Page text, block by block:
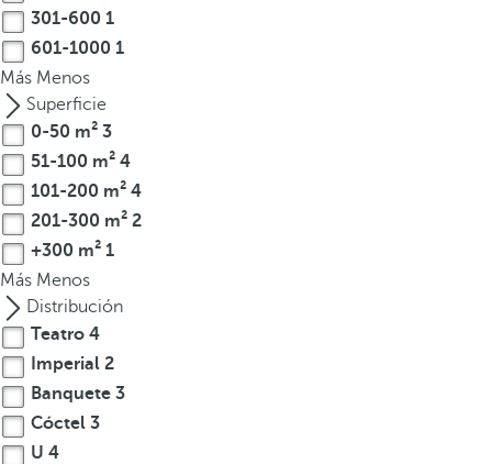
d
e
s
p
u
l
s
r
l
a
t
e
c
l
a
d
301-600 1
601-1000 1
Más Menos
Superficie
0-50 m² 3
51-100 m² 4
101-200 m² 4
201-300 m² 2
+300 m² 1
Más Menos
Distribución
Teatro 4
Imperial 2
Banquete 3
Cóctel 3
U 4